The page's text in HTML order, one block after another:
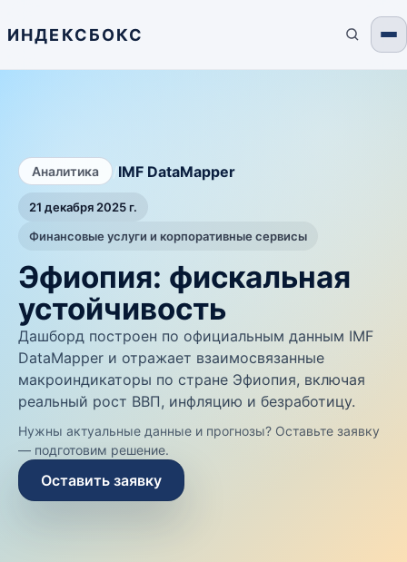
ИНДЕКСБОКС
Аналитика IMF DataMapper
21 декабря 2025 г.
Финансовые услуги и корпоративные сервисы
Эфиопия: фискальная
устойчивость
Дашборд построен по официальным данным IMF
DataMapper и отражает взаимосвязанные
макроиндикаторы по стране Эфиопия, включая
реальный рост ВВП, инфляцию и безработицу.
Нужны актуальные данные и прогнозы? Оставьте заявку
— подготовим решение.
Оставить заявку